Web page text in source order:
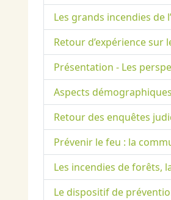
Les grands incendies de
Retour d’expérience
Présentation - Les
Aspects
Retour des enquêtes
Prévenir le feu : la
Les incendies de forêts,
Le dispositif de